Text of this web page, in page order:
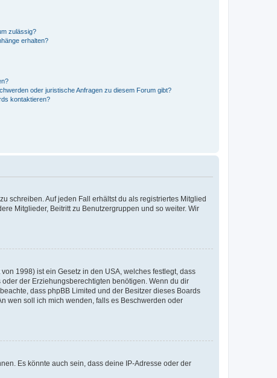
zulässig?
erhalten?
oder juristische Anfragen zu diesem Forum gibt?
kontaktieren?
schreiben. Auf jeden Fall erhältst du als registriertes Mitglied
Mitglieder, Beitritt zu Benutzergruppen und so weiter. Wir
1998) ist ein Gesetz in den USA, welches festlegt, dass
der Erziehungsberechtigten benötigen. Wenn du dir
dass phpBB Limited und der Besitzer dieses Boards
wen soll ich mich wenden, falls es Beschwerden oder
Es könnte auch sein, dass deine IP-Adresse oder der